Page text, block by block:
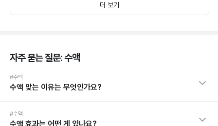
더 보기
자주 묻는 질문: 수액
#수액
수액 맞는 이유는 무엇인가요?
#수액
수액 효과는 어떤 게 있나요?